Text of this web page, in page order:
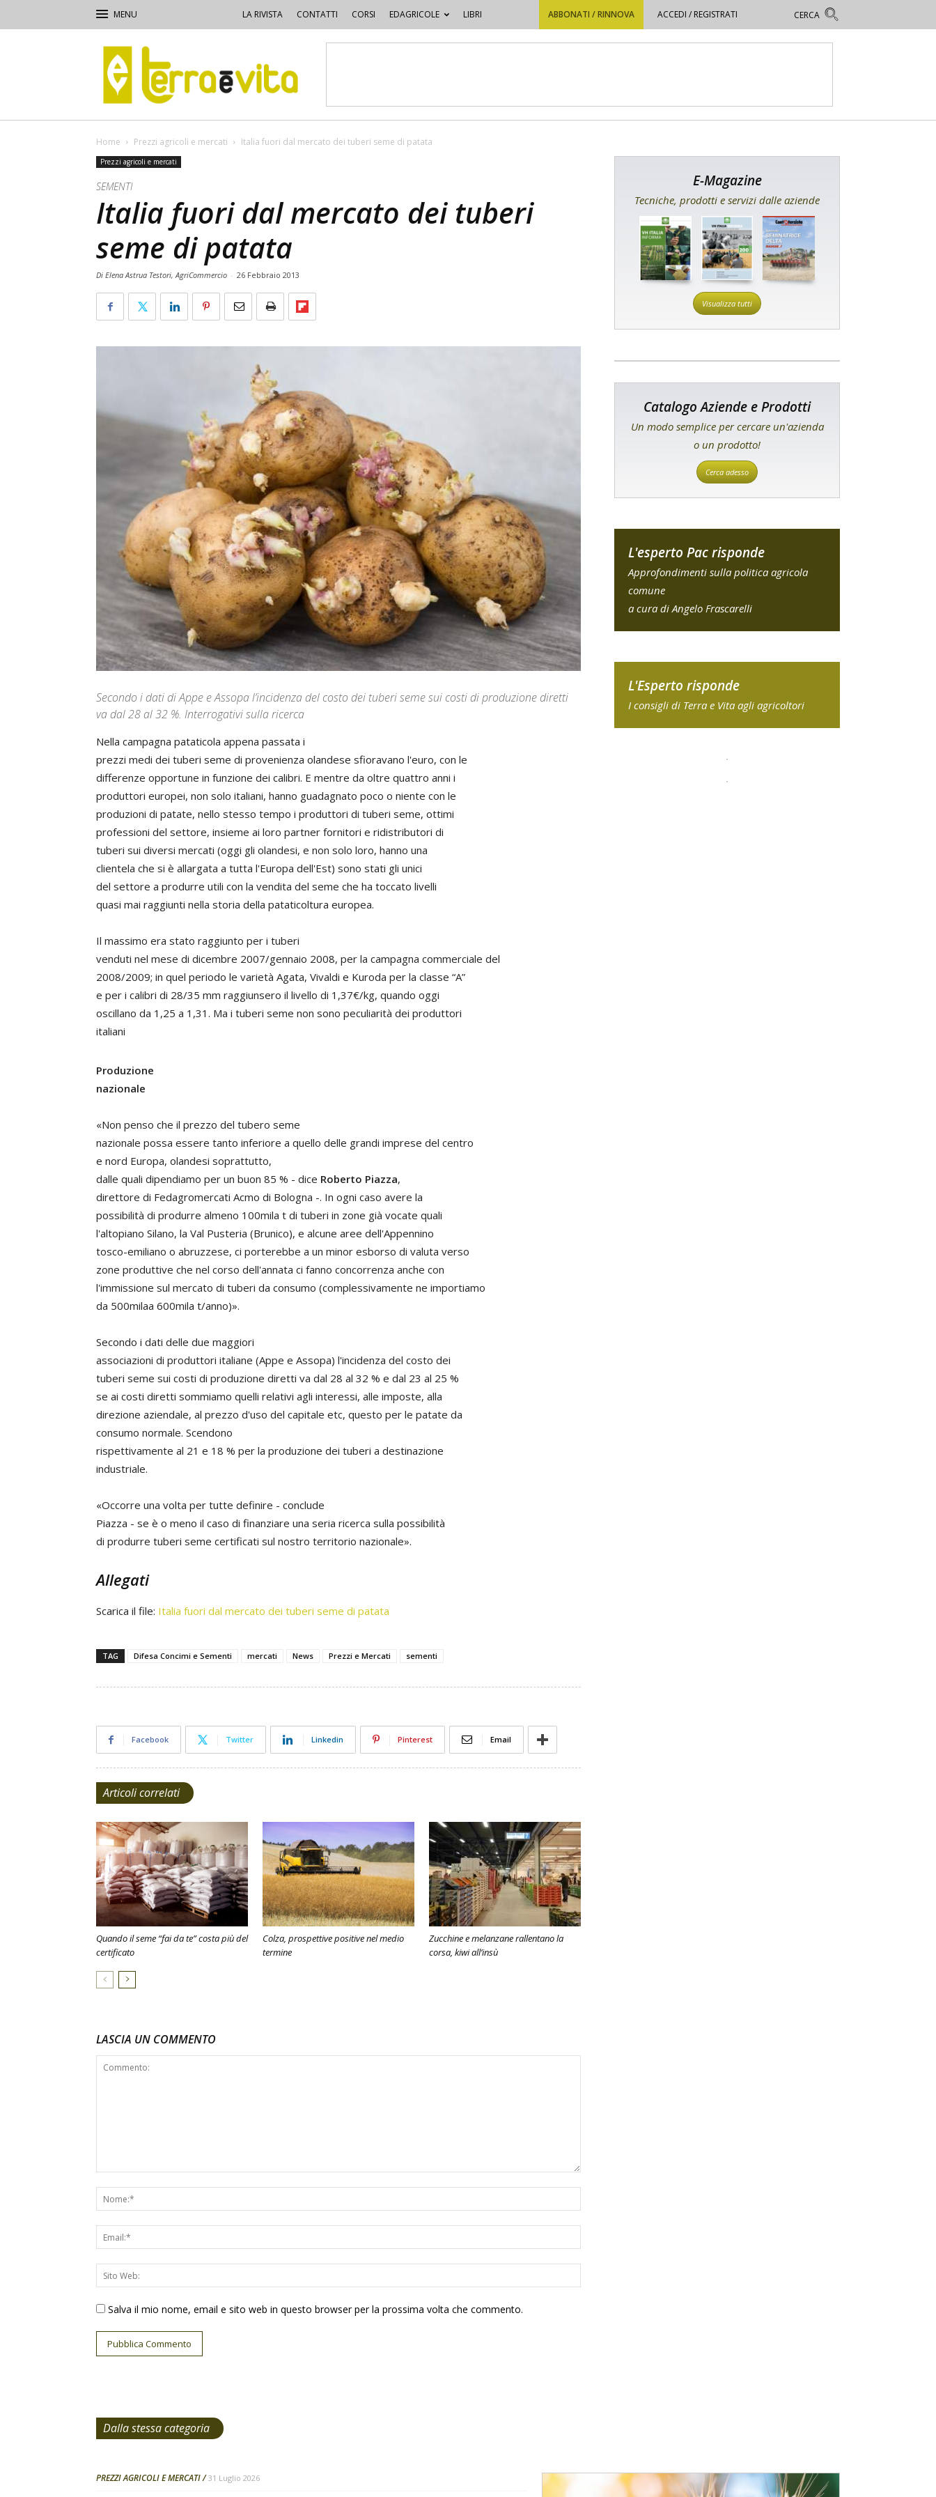
LA RIVISTA CONTATTI CORSI EDAGRICOLE LIBRI ABBONATI / RINNOVA ACCEDI / REGISTRATI
Terra
e
Vita
Home Prezzi agricoli e mercati Italia fuori dal mercato dei tuberi seme di patata
Prezzi agricoli e mercati
SEMENTI
Italia fuori dal mercato dei tuberi
seme di patata
Di Elena Astrua Testori, AgriCommercio - 26 Febbraio 2013
Secondo i dati di Appe e Assopa l’incidenza del costo dei tuberi seme sui costi di produzione diretti
va dal 28 al 32 %. Interrogativi sulla ricerca
Nella campagna pataticola appena passata i
prezzi medi dei tuberi seme di provenienza olandese sfioravano l'euro, con le
differenze opportune in funzione dei calibri. E mentre da oltre quattro anni i
produttori europei, non solo italiani, hanno guadagnato poco o niente con le
produzioni di patate, nello stesso tempo i produttori di tuberi seme, ottimi
professioni del settore, insieme ai loro partner fornitori e ridistributori di
tuberi sui diversi mercati (oggi gli olandesi, e non solo loro, hanno una
clientela che si è allargata a tutta l'Europa dell'Est) sono stati gli unici
del settore a produrre utili con la vendita del seme che ha toccato livelli
quasi mai raggiunti nella storia della pataticoltura europea.
Il massimo era stato raggiunto per i tuberi
venduti nel mese di dicembre 2007/gennaio 2008, per la campagna commerciale del
2008/2009; in quel periodo le varietà Agata, Vivaldi e Kuroda per la classe “A”
e per i calibri di 28/35 mm raggiunsero il livello di 1,37€/kg, quando oggi
oscillano da 1,25 a 1,31. Ma i tuberi seme non sono peculiarità dei produttori
italiani
Produzione
nazionale
«Non penso che il prezzo del tubero seme
nazionale possa essere tanto inferiore a quello delle grandi imprese del centro
e nord Europa, olandesi soprattutto,
dalle quali dipendiamo per un buon 85 % - dice Roberto Piazza,
direttore di Fedagromercati Acmo di Bologna -. In ogni caso avere la
possibilità di produrre almeno 100mila t di tuberi in zone già vocate quali
l'altopiano Silano, la Val Pusteria (Brunico), e alcune aree dell'Appennino
tosco-emiliano o abruzzese, ci porterebbe a un minor esborso di valuta verso
zone produttive che nel corso dell'annata ci fanno concorrenza anche con
l'immissione sul mercato di tuberi da consumo (complessivamente ne importiamo
da 500milaa 600mila t/anno)».
Secondo i dati delle due maggiori
associazioni di produttori italiane (Appe e Assopa) l'incidenza del costo dei
tuberi seme sui costi di produzione diretti va dal 28 al 32 % e dal 23 al 25 %
se ai costi diretti sommiamo quelli relativi agli interessi, alle imposte, alla
direzione aziendale, al prezzo d'uso del capitale etc, questo per le patate da
consumo normale. Scendono
rispettivamente al 21 e 18 % per la produzione dei tuberi a destinazione
industriale.
«Occorre una volta per tutte definire - conclude
Piazza - se è o meno il caso di finanziare una seria ricerca sulla possibilità
di produrre tuberi seme certificati sul nostro territorio nazionale».
Allegati
Scarica il file: Italia fuori dal mercato dei tuberi seme di patata
TAG Difesa Concimi e Sementi mercati News Prezzi e Mercati sementi
Facebook Twitter Linkedin Pinterest Email
Articoli correlati
Quando il seme “fai da te” costa più del
certificato
Colza, prospettive positive nel medio
termine
Zucchine e melanzane rallentano la
corsa, kiwi all’insù
LASCIA UN COMMENTO
Salva il mio nome, email e sito web in questo browser per la prossima volta che commento.
E-Magazine
Tecniche, prodotti e servizi dalle aziende
Visualizza tutti
Catalogo Aziende e Prodotti
Un modo semplice per cercare un'azienda
o un prodotto!
Cerca adesso
L'esperto Pac risponde
Approfondimenti sulla politica agricola
comune
a cura di Angelo Frascarelli
L'Esperto risponde
I consigli di Terra e Vita agli agricoltori
Dalla stessa categoria
PREZZI AGRICOLI E MERCATI 31 Luglio 2026